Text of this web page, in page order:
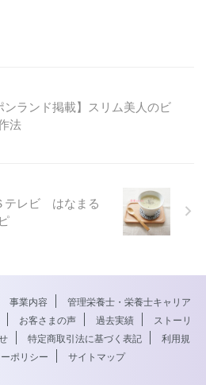
ンランド掲載】スリム美人のビ
法
テレビ はなまる
事業内容
管理栄養士・栄養士キャリア
お客さまの声 過去実績
ストーリ
特定商取引法に基づく表記
利用規
ポリシー サイトマップ